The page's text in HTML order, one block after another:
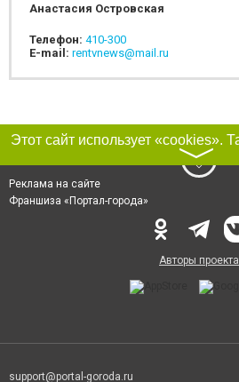
Анастасия Островская
Телефон: 410-300
E-mail: rentvnews@mail.ru
〉
Реклама на сайте
Франшиза «Портал-города»
Авторы проекта
support@portal-goroda.ru